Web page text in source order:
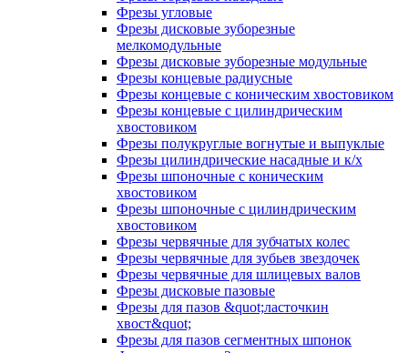
Фрезы угловые
Фрезы дисковые зуборезные
мелкомодульные
Фрезы дисковые зуборезные модульные
Фрезы концевые радиусные
Фрезы концевые с коническим хвостовиком
Фрезы концевые с цилиндрическим
хвостовиком
Фрезы полукруглые вогнутые и выпуклые
Фрезы цилиндрические насадные и к/х
Фрезы шпоночные с коническим
хвостовиком
Фрезы шпоночные с цилиндрическим
хвостовиком
Фрезы червячные для зубчатых колес
Фрезы червячные для зубьев звездочек
Фрезы червячные для шлицевых валов
Фрезы дисковые пазовые
Фрезы для пазов &quot;ласточкин
хвост&quot;
Фрезы для пазов сегментных шпонок